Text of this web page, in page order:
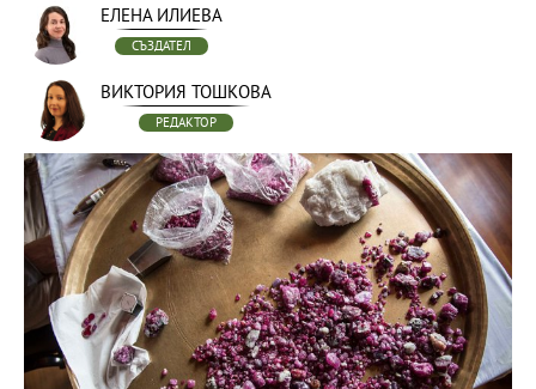
ЕЛЕНА ИЛИЕВА
СЪЗДАТЕЛ
ВИКТОРИЯ ТОШКОВА
РЕДАКТОР